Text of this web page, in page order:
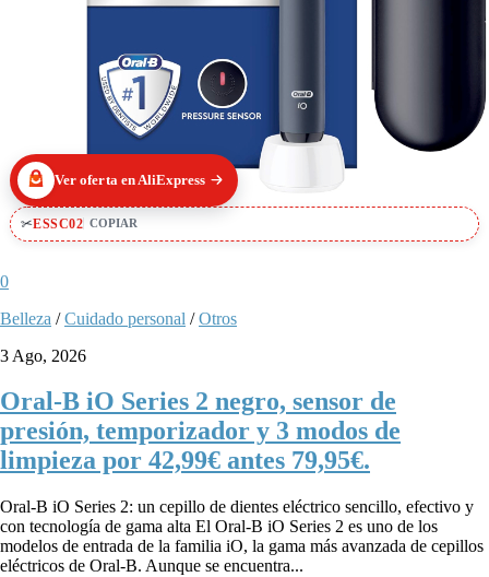
Ver oferta en AliExpress
✂ESSC02 COPIAR
0
Belleza /Cuidado personal /Otros
3 Ago, 2026
Oral-B iO Series 2 negro, sensor de
presión, temporizador y 3 modos de
limpieza por 42,99€ antes 79,95€.
Oral-B iO Series 2: un cepillo de dientes eléctrico sencillo, efectivo y
con tecnología de gama alta El Oral-B iO Series 2 es uno de los
modelos de entrada de la familia iO, la gama más avanzada de cepillos
eléctricos de Oral-B. Aunque se encuentra...